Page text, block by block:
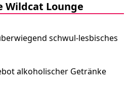
Wildcat Lounge
schwul-lesbisches
alkoholischer Getränke